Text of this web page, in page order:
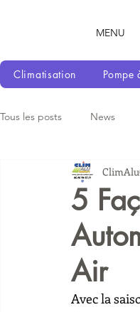
MENU
Climatisation
Pompe
Tous les posts News
5
Air
Avec la